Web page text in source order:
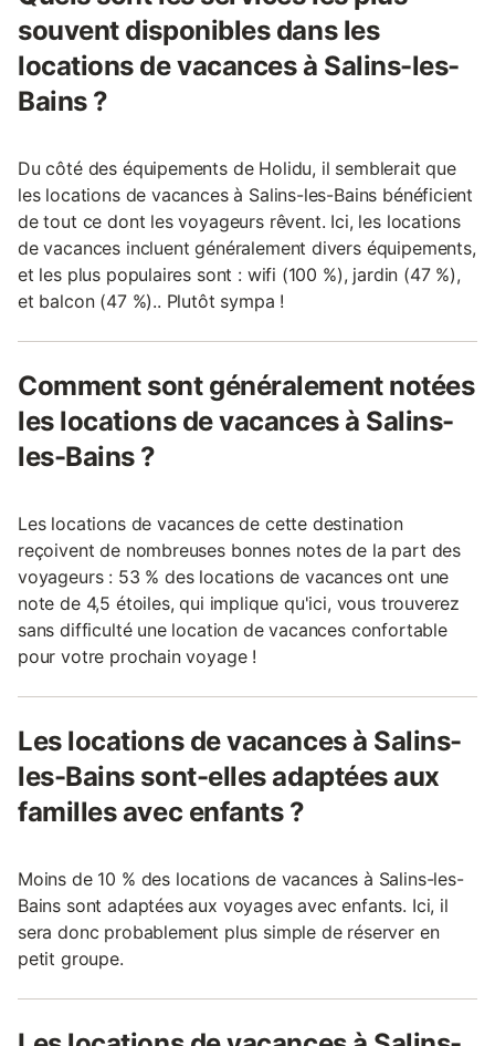
souvent disponibles dans les
locations de vacances à Salins-les-
Bains ?
Du côté des équipements de Holidu, il semblerait que
les locations de vacances à Salins-les-Bains bénéficient
de tout ce dont les voyageurs rêvent. Ici, les locations
de vacances incluent généralement divers équipements,
et les plus populaires sont : wifi (100 %), jardin (47 %),
et balcon (47 %).. Plutôt sympa !
Comment sont généralement notées
les locations de vacances à Salins-
les-Bains ?
Les locations de vacances de cette destination
reçoivent de nombreuses bonnes notes de la part des
voyageurs : 53 % des locations de vacances ont une
note de 4,5 étoiles, qui implique qu'ici, vous trouverez
sans difficulté une location de vacances confortable
pour votre prochain voyage !
Les locations de vacances à Salins-
les-Bains sont-elles adaptées aux
familles avec enfants ?
Moins de 10 % des locations de vacances à Salins-les-
Bains sont adaptées aux voyages avec enfants. Ici, il
sera donc probablement plus simple de réserver en
petit groupe.